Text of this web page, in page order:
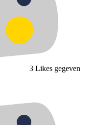
3 Likes gegeven